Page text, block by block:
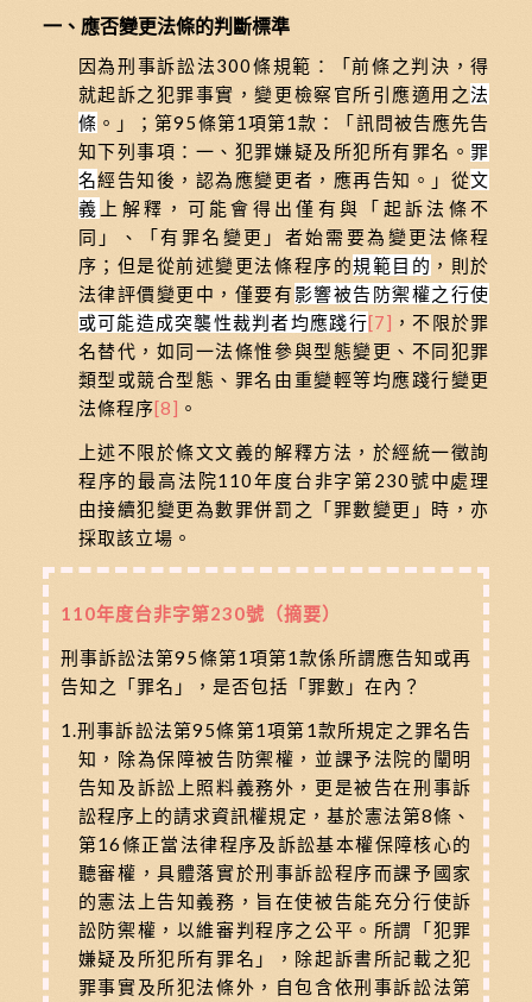
一、應否變更法條的判斷標準
因為刑事訴訟法300條規範：「前條之判決，得
就起訴之犯罪事實，變更檢察官所引應適用之法
條 。」；第95條第1項第1款：「訊問被告應先告
知下列事項：一、犯罪嫌疑及所犯所有罪名。罪
名經告知後，認為應變更者，應再告知。」從文
義 上解釋，可能會得出僅有與「起訴法條不
同」、「有罪名變更」者始需要為變更法條程
序；但是從前述變更法條程序的規範目的 ，則於
法律評價變更中，僅要有影響被告防禦權之行使
或可能造成突襲性裁判者均應踐行[7] ，不限於罪
名替代，如同一法條惟參與型態變更、不同犯罪
類型或競合型態、罪名由重變輕等均應踐行變更
法條程序[8] 。
上述不限於條文文義的解釋方法，於經統一徵詢
程序的最高法院110年度台非字第230號中處理
由接續犯變更為數罪併罰之「罪數變更」時，亦
採取該立場。
110年度台非字第230號（摘要）
刑事訴訟法第95條第1項第1款係所謂應告知或再
告知之「罪名」，是否包括「罪數」在內？
1.刑事訴訟法第95條第1項第1款所規定之罪名告
知，除為保障被告防禦權，並課予法院的闡明
告知及訴訟上照料義務外，更是被告在刑事訴
訟程序上的請求資訊權規定，基於憲法第8條、
第16條正當法律程序及訴訟基本權保障核心的
聽審權，具體落實於刑事訴訟程序而課予國家
的憲法上告知義務，旨在使被告能充分行使訴
訟防禦權，以維審判程序之公平。所謂「犯罪
嫌疑及所犯所有罪名」，除起訴書所記載之犯
罪事實及所犯法條外，自包含依刑事訴訟法第